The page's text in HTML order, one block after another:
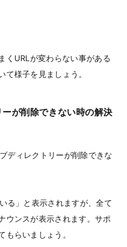
くURLが変わらない事がある
て様子を見ましょう。
が削除できない時の解決
ディレクトリーが削除できな
る」と表示されますが、全て
ウンスが表示されます。サポ
もらいましょう。